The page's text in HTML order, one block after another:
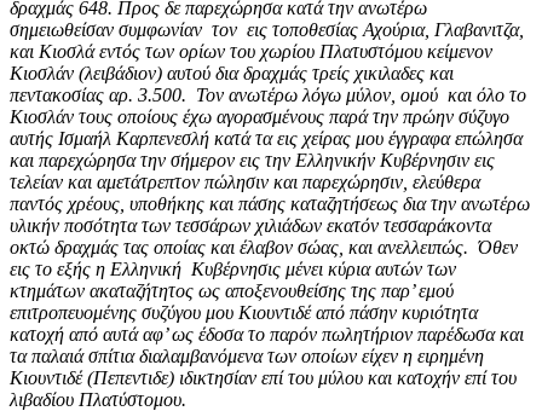
δραχμάς 648. Προς δε παρεχώρησα κατά την ανωτέρω
σημειωθείσαν συμφωνίαν τον εις τοποθεσίας Αχούρια, Γλαβανιτζα,
και Κιοσλά εντός των ορίων του χωρίου Πλατυστόμου κείμενον
Κιοσλάν (λειβάδιον) αυτού δια δραχμάς τρείς χικιλαδες και
πεντακοσίας αρ. 3.500. Τον ανωτέρω λόγω μύλον, ομού και όλο το
Κιοσλάν τους οποίους έχω αγορασμένους παρά την πρώην σύζυγο
αυτής Ισμαήλ Καρπενεσλή κατά τα εις χείρας μου έγγραφα επώλησα
και παρεχώρησα την σήμερον εις την Ελληνικήν Κυβέρνησιν εις
τελείαν και αμετάτρεπτον πώλησιν και παρεχώρησιν, ελεύθερα
παντός χρέους, υποθήκης και πάσης καταζητήσεως δια την ανωτέρω
υλικήν ποσότητα των τεσσάρων χιλιάδων εκατόν τεσσαράκοντα
οκτώ δραχμάς τας οποίας και έλαβον σώας, και ανελλειπώς. Όθεν
εις το εξής η Ελληνική Κυβέρνησις μένει κύρια αυτών των
κτημάτων ακαταζήτητος ως αποξενουθείσης της παρ’ εμού
επιτροπευομένης συζύγου μου Κιουντιδέ από πάσην κυριότητα
κατοχή από αυτά αφ’ ως έδοσα το παρόν πωλητήριον παρέδωσα και
τα παλαιά σπίτια διαλαμβανόμενα των οποίων είχεν η ειρημένη
Κιουντιδέ (Πεπεντιδε) ιδικτησίαν επί του μύλου και κατοχήν επί του
λιβαδίου Πλατύστομου.